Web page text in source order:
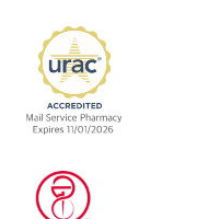
Benefit
URAC